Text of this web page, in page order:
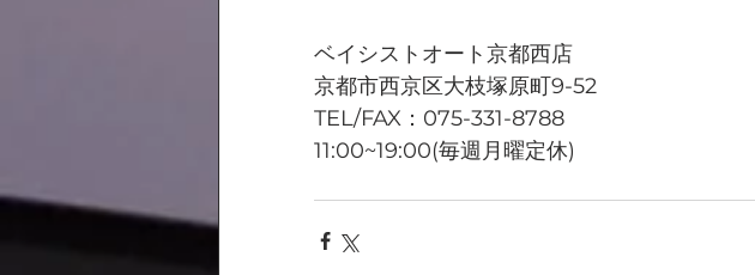
ベイシストオート京都西店
京都市西京区大枝塚原町9-52
TEL/FAX：075-331-8788
11:00~19:00(毎週月曜定休)